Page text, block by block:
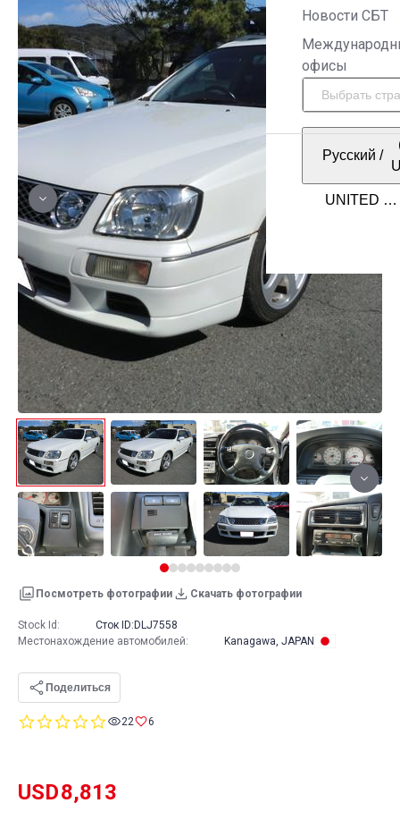
Новости СБТ
офисы
Русский /
Посмотреть фотографии Скачать фотографии
0.022 6
USD8,813
Stock Id: Сток ID: DLJ7558
Местонахождение автомобилей: Kanagawa, JAPAN
Поделиться